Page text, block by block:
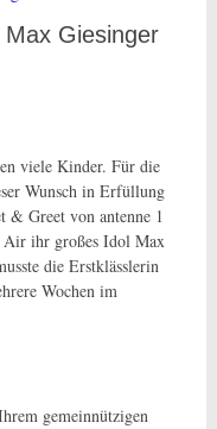
Giesinger
viele Kinder. Für die
Wunsch in Erfüllung
& Greet von antenne 1
Air ihr großes Idol Max
die Erstklässlerin
Wochen im
gemeinnützigen